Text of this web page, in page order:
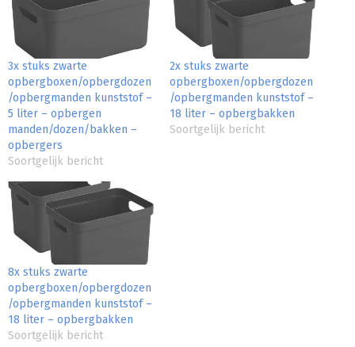
3x stuks zwarte
opbergboxen/opbergdozen
/opbergmanden kunststof –
5 liter – opbergen
manden/dozen/bakken –
opbergers
Soortgelijk bericht
2x stuks zwarte
opbergboxen/opbergdozen
/opbergmanden kunststof –
18 liter – opbergbakken
Soortgelijk bericht
8x stuks zwarte
opbergboxen/opbergdozen
/opbergmanden kunststof –
18 liter – opbergbakken
Soortgelijk bericht